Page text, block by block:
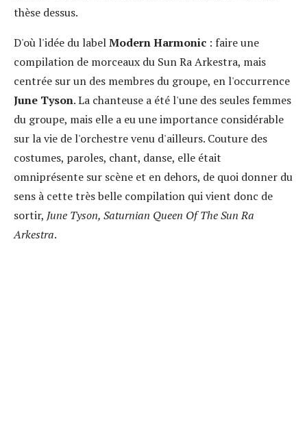
thèse dessus.
D'où l'idée du labelModern Harmonic : faire une
compilation de morceaux du Sun Ra Arkestra, mais
centrée sur un des membres du groupe, en l'occurrence
June Tyson. La chanteuse a été l'une des seules femmes
du groupe, mais elle a eu une importance considérable
sur la vie de l'orchestre venu d'ailleurs. Couture des
costumes, paroles, chant, danse, elle était
omniprésente sur scène et en dehors, de quoi donner du
sens à cette très belle compilation qui vient donc de
sortir, June Tyson, Saturnian Queen Of The Sun Ra
Arkestra.